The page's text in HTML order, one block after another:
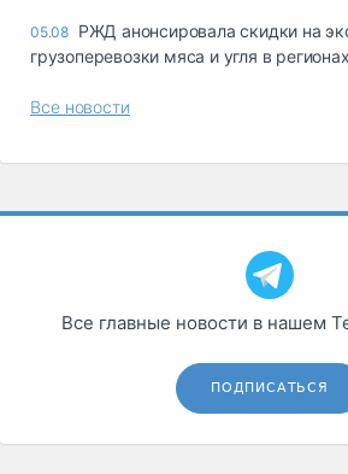
05.08 РЖД анонсировала скидки на
грузоперевозки мяса и угля в регионах
Все новости
Все главные новости в нашем
ПОДПИСАТЬСЯ